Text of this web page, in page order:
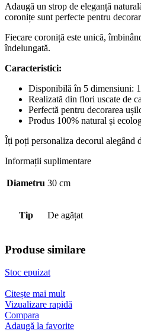
Adaugă un strop de eleganță
coronițe sunt perfecte pentru
Fiecare coroniță este unică,
îndelungată.
Caracteristici:
Disponibilă în 5 dimensiuni:
Realizată din flori uscate de
Perfectă pentru decorarea
Produs 100% natural și
Îți poți personaliza decorul alegând
Informații suplimentare
Diametru 30 cm
Tip De agățat
Produse similare
Stoc epuizat
Citește mai mult
Vizualizare rapidă
Compara
Adaugă la favorite